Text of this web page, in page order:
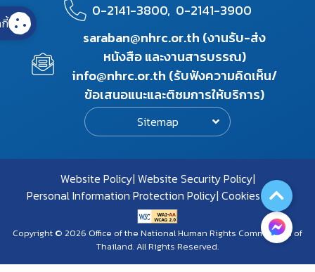
0-2141-3800, 0-2141-3900
saraban@nhrc.or.th (งานรับ-ส่ง
หนังสือ และงานสารบรรณ)
info@nhrc.or.th (รับฟังความคิดเห็น/
ข้อเสนอแนะและติชมการให้บริการ)
Sitemap
Website Policy Website Security Policy
Personal Information Protection Policy Cookies Policy
Copyright © 2026 Office of the National Human Rights Commission of
Thailand. All Rights Reserved.